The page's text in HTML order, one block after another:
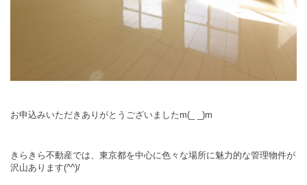
お申込みいただきありがとうございましたm(_ _)m
きらきら不動産では、東京都を中心に色々な場所に魅力的な管理物件が
沢山あります(^^)/